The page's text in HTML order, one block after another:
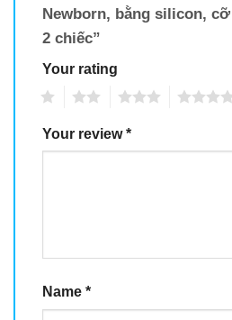
Newborn, bằng silicon,
2 chiếc”
Your rating
Your review*
Name *